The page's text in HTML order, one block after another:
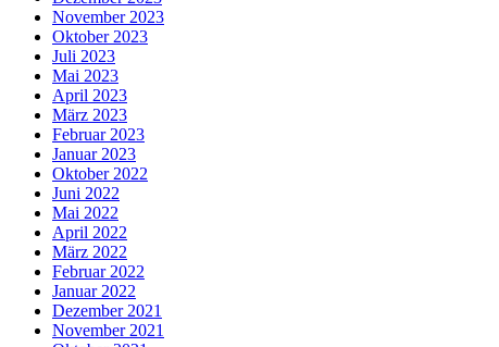
November 2023
Oktober 2023
Juli 2023
Mai 2023
April 2023
März 2023
Februar 2023
Januar 2023
Oktober 2022
Juni 2022
Mai 2022
April 2022
März 2022
Februar 2022
Januar 2022
Dezember 2021
November 2021